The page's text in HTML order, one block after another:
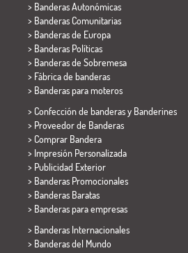
> Banderas Autonómicas
> Banderas Comunitarias
> Banderas de Europa
> Banderas Políticas
> Banderas de Sobremesa
> Fábrica de banderas
> Banderas para moteros
> Confección de banderas y Banderines
> Proveedor de Banderas
> Comprar Bandera
> Impresión Personalizada
> Publicidad Exterior
> Banderas Promocionales
> Banderas Baratas
> Banderas para empresas
> Banderas Internacionales
> Banderas del Mundo